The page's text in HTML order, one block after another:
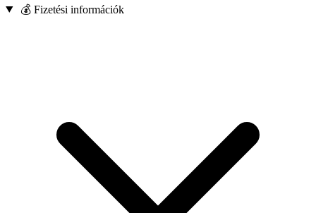
💰 Fizetési információk